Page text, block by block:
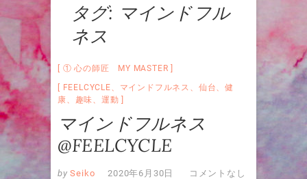
タグ: マインドフル
ネス
① 心の師匠 MY MASTER
FEELCYCLE
マインドフルネス 仙台 、健
康
趣味 、運動
マインドフルネス
@FEELCYCLE
by Seiko 2020年6月30日 コメントなし